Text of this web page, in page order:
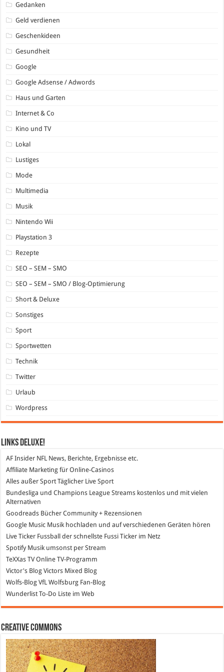
Gedanken
Geld verdienen
Geschenkideen
Gesundheit
Google
Google Adsense / Adwords
Haus und Garten
Internet & Co
Kino und TV
Lokal
Lustiges
Mode
Multimedia
Musik
Nintendo Wii
Playstation 3
Rezepte
SEO – SEM – SMO
SEO – SEM – SMO / Blog-Optimierung
Short & Deluxe
Sonstiges
Sport
Sportwetten
Technik
Twitter
Urlaub
Wordpress
Links DeLuXe!
AF Insider NFL News, Berichte, Ergebnisse etc.
Affiliate Marketing für Online-Casinos
Alles außer Sport Täglicher Live Sport
Bundesliga und Champions League Streams kostenlos und mit vielen
Alternativen
Goodreads Bücher Community + Rezensionen
Google Music Musik hochladen und auf verschiedenen Geräten hören
Live Ticker Fussball der schnellste Fussi Ticker im Netz
SpotifyMusik umsonst per Stream
TeXXas TVOnline TV-Programm
Victor's Blog Victors Mixed Blog
Wolfs-Blog VfL Wolfsburg Fan-Blog
Wunderlist To-Do Liste im Web
Creative Commons